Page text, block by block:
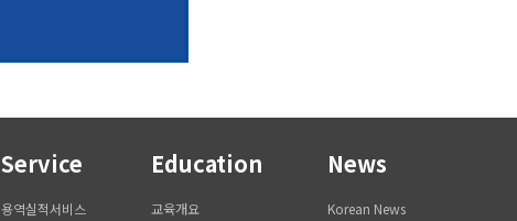
Service
용역실적서비스
Education
교육개요
News
Korean News